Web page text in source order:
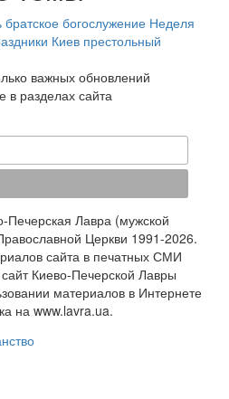
братское богослужение Неделя
Киев престольный
важных обновлений
в разделах сайта
Печерская Лавра (мужской
Церкви 1991-2026.
сайта в печатных СМИ
Киево-Печерской Лавры
материалов в Интернете
на www.lavra.ua.